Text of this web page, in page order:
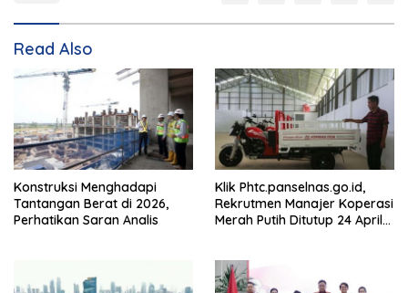
Read Also
Konstruksi Menghadapi
Tantangan Berat di 2026,
Perhatikan Saran Analis
Klik Phtc.panselnas.go.id,
Rekrutmen Manajer Koperasi
Merah Putih Ditutup 24 April